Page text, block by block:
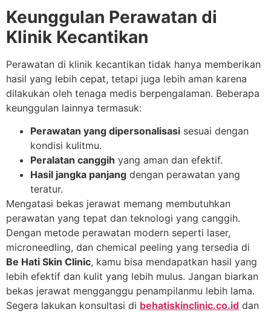
Keunggulan Perawatan di
Klinik Kecantikan
Perawatan di klinik kecantikan tidak hanya memberikan
hasil yang lebih cepat, tetapi juga lebih aman karena
dilakukan oleh tenaga medis berpengalaman. Beberapa
keunggulan lainnya termasuk:
Perawatan yang dipersonalisasi sesuai dengan
kondisi kulitmu.
Peralatan canggih yang aman dan efektif.
Hasil jangka panjang dengan perawatan yang
teratur.
Mengatasi bekas jerawat memang membutuhkan
perawatan yang tepat dan teknologi yang canggih.
Dengan metode perawatan modern seperti laser,
microneedling, dan chemical peeling yang tersedia di
Be Hati Skin Clinic, kamu bisa mendapatkan hasil yang
lebih efektif dan kulit yang lebih mulus. Jangan biarkan
bekas jerawat mengganggu penampilanmu lebih lama.
Segera lakukan konsultasi di behatiskinclinic.co.id dan